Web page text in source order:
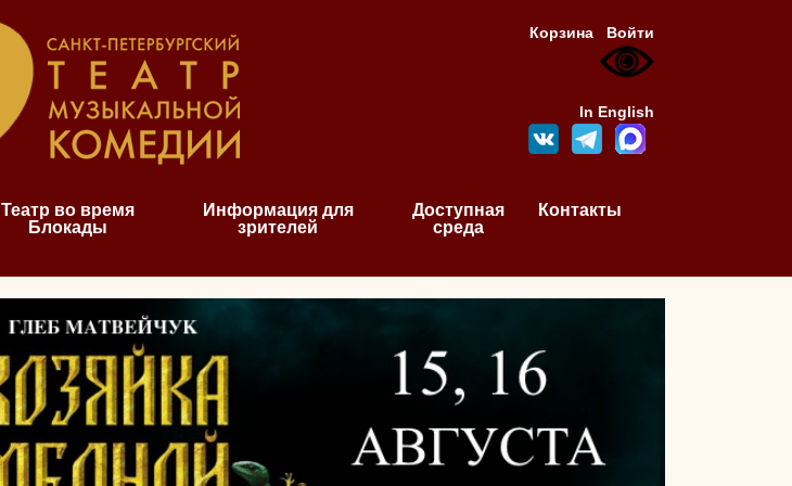
Корзина Войти
In English
Театр во время
Блокады
Информация для
зрителей
Доступная
среда
Контакты